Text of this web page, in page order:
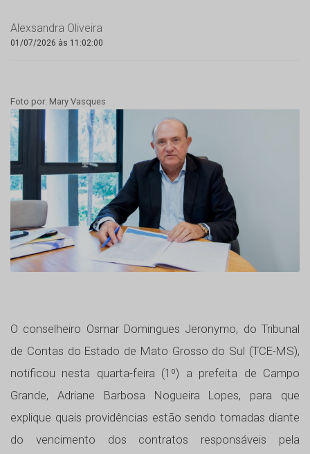
Alexsandra Oliveira
01/07/2026 às 11:02:00
Foto por: Mary Vasques
O conselheiro Osmar Domingues Jeronymo, do Tribunal
de Contas do Estado de Mato Grosso do Sul (TCE-MS),
notificou nesta quarta-feira (1º) a prefeita de Campo
Grande, Adriane Barbosa Nogueira Lopes, para que
explique quais providências estão sendo tomadas diante
do vencimento dos contratos responsáveis pela